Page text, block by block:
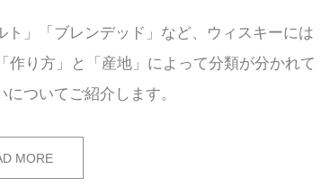
ト」「ブレンデッド」など、ウィスキーには
り方」と「産地」によって分類が分かれて
ついてご紹介します。
MORE